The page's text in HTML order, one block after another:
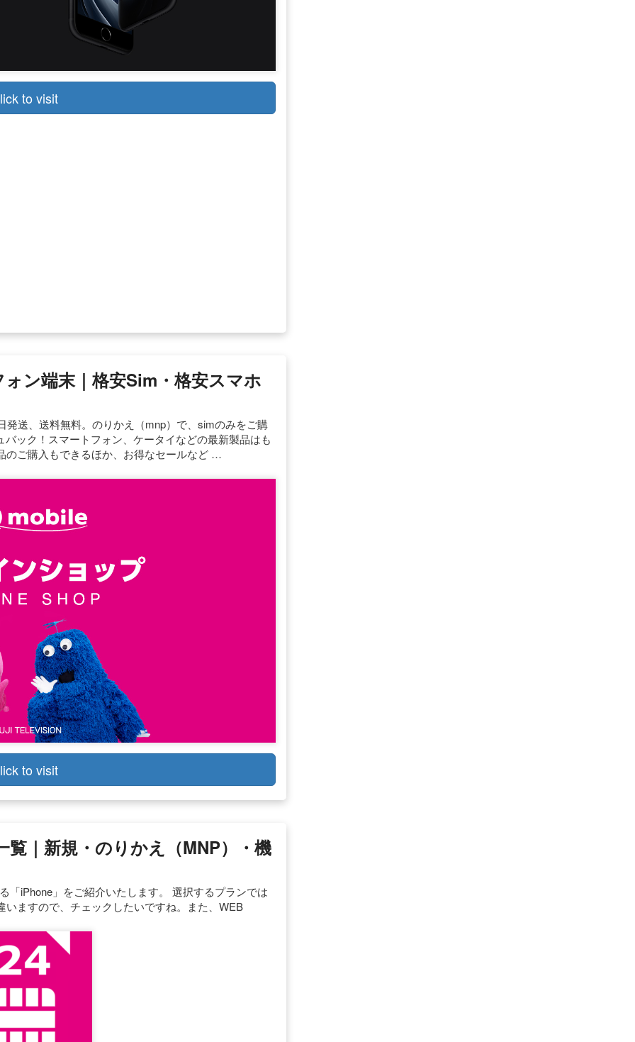
to visit
ン端末｜格安sim・格安スマホ
送、送料無料。のりかえ（mnp）で、simのみをご購
ック！スマートフォン、ケータイなどの最新製品はも
のご購入もできるほか、お得なセールなど …
to visit
｜新規・のりかえ（MNP）・機
「iPhone」をご紹介いたします。 選択するプランでは
ますので、チェックしたいですね。また、WEB